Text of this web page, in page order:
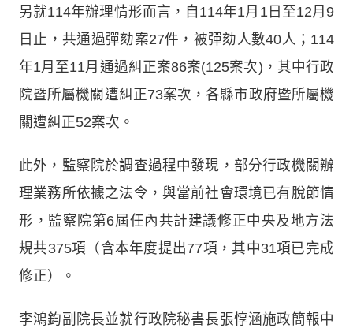
另就114年辦理情形而言，自114年1月1日至12月9
日止，共通過彈劾案27件，被彈劾人數40人；114
年1月至11月通過糾正案86案(125案次)，其中行政
院暨所屬機關遭糾正73案次，各縣市政府暨所屬機
關遭糾正52案次。
此外，監察院於調查過程中發現，部分行政機關辦
理業務所依據之法令，與當前社會環境已有脫節情
形，監察院第6屆任內共計建議修正中央及地方法
規共375項（含本年度提出77項，其中31項已完成
修正）。
李鴻鈞副院長並就行政院秘書長張惇涵施政簡報中